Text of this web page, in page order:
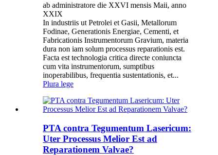
ab administratore die XXVI mensis Maii, anno
XXIX
In industriis ut Petrolei et Gasii, Metallorum
Fodinae, Generationis Energiae, Cementi, et
Fabricationis Instrumentorum Gravium, materia
dura non iam solum processus reparationis est.
Facta est technologia critica directe coniuncta
cum vita instrumentorum, sumptibus
inoperabilibus, frequentia sustentationis, et...
Plura lege
PTA contra Tegumentum Lasericum:
Uter Processus Melior Est ad
Reparationem Valvae?